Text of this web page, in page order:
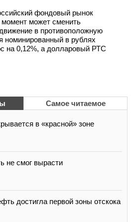
фондовый рынок
момент может сменить
в противоположную
номинированный в рублях
на 0,12%, а долларовый РТС
Самое читаемое
в «красной» зоне
не смог вырасти
достигла первой зоны отскока